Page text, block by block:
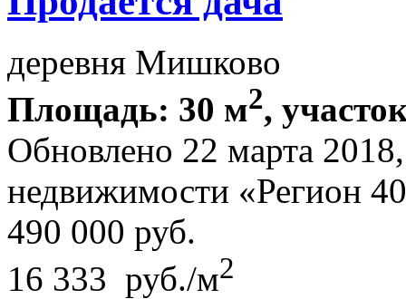
деревня Мишково
Площадь: 30 м2,
Обновлено 22 марта
недвижимости «Регион
490 000 руб.
16 333 руб./м2